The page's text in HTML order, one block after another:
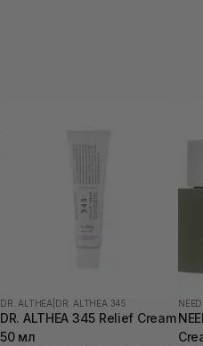
DR. ALTHEA DR. ALTHEA 345
DR. ALTHEA 345 Relief Cream
50 мл